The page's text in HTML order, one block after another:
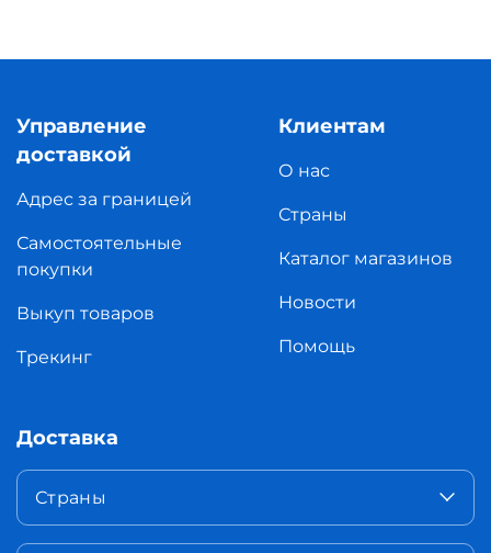
Управление
доставкой
Адрес за границей
Самостоятельные
покупки
Выкуп товаров
Трекинг
Клиентам
О нас
Страны
Каталог магазинов
Новости
Помощь
Доставка
Страны